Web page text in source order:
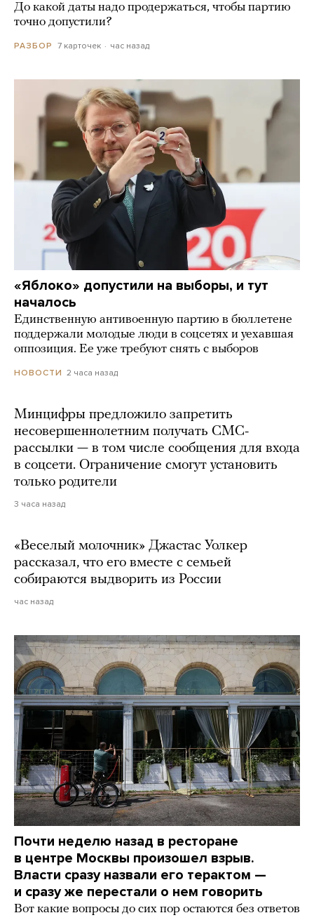
До какой даты надо продержаться, чтобы партию
точно допустили?
РАЗБОР 7 карточек час назад
«Яблоко» допустили на выборы, и тут
началось
Единственную антивоенную партию в бюллетене
поддержали молодые люди в соцсетях и уехавшая
оппозиция. Ее уже требуют снять с выборов
НОВОСТИ 2 часа назад
Минцифры предложило запретить
несовершеннолетним получать СМС-
рассылки — в том числе сообщения для входа
в соцсети. Ограничение смогут установить
только родители
3 часа назад
«Веселый молочник» Джастас Уолкер
рассказал, что его вместе с семьей
собираются выдворить из России
час назад
Почти неделю назад в ресторане
в центре Москвы произошел взрыв.
Власти сразу назвали его терактом —
и сразу же перестали о нем говорить
Вот какие вопросы до сих пор остаются без ответов